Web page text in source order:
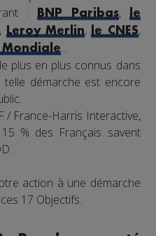
:
BNP Paribas,
le
, Leroy Merlin, le CNES,
Mondiale...
plus en plus connus dans
telle démarche est encore
/ France-Harris Interactive,
% des Français savent
action à une démarche
17 Objectifs.